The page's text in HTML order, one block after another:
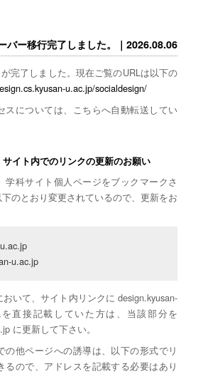
バー移行完了しました。｜2026.08.06
完了しました。現在ご覧のURLは以下の
u.ac.jp/socialdesign/
スについては、こちらへ自動転送してい
イト内でのリンクの更新のお願い
学科サイト個人ページをブックマークさ
のとおり変更されているので、更新をお
u.ac.jp
いて、サイト内リンクに design.kyusan-
直接記載していた方は、当該部分を
に更新して下さい。
の他ページへの誘導は、以下の形式でリ
るので、アドレスを記載する必要はあり